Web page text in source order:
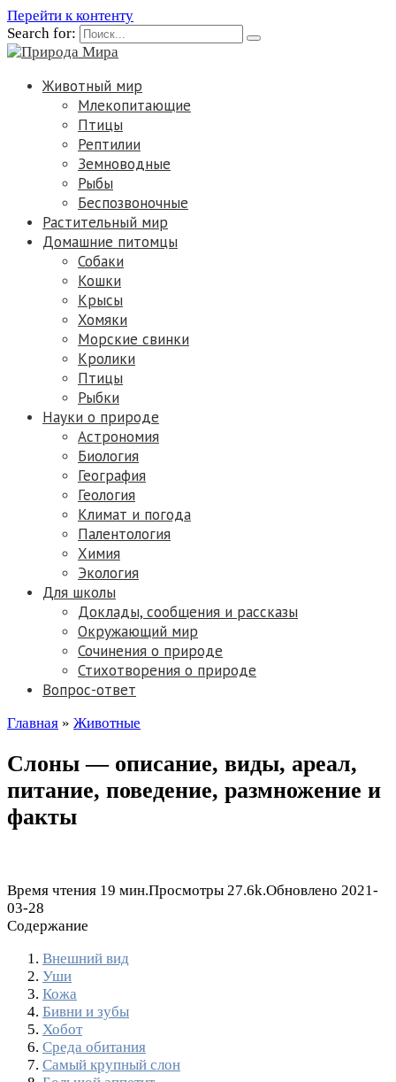
Перейти к контенту
Search for:
Животный мир
Млекопитающие
Птицы
Рептилии
Земноводные
Рыбы
Беспозвоночные
Растительный мир
Домашние питомцы
Собаки
Кошки
Крысы
Хомяки
Морские свинки
Кролики
Птицы
Рыбки
Науки о природе
Астрономия
Биология
География
Геология
Климат и погода
Палентология
Химия
Экология
Для школы
Доклады, сообщения и рассказы
Окружающий мир
Сочинения о природе
Стихотворения о природе
Вопрос-ответ
Главная » Животные
Слоны — описание, виды, ареал,
питание, поведение, размножение и
факты
Время чтения 19 мин.Просмотры 27.6k.Обновлено 2021-
03-28
Содержание
Внешний вид
Уши
Кожа
Бивни и зубы
Хобот
Среда обитания
Самый крупный слон